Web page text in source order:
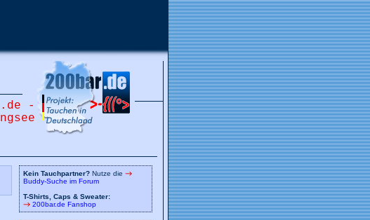
-
Kein Tauchpartner? Nutze die
Buddy-Suche im Forum
T-Shirts, Caps & Sweater:
200bar.de Fanshop